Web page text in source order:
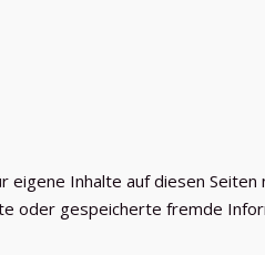
Inhalte auf diesen
gespeicherte fremde